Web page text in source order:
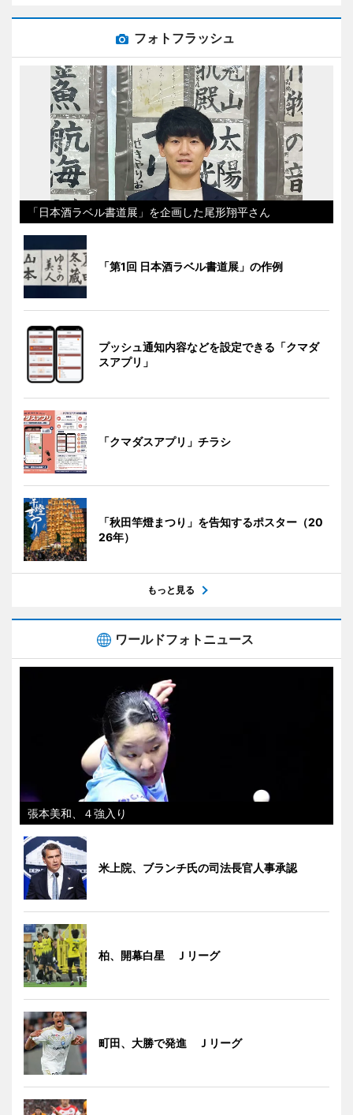
フォトフラッシュ
「日本酒ラベル書道展」を企画した尾形翔平さん
「第1回 日本酒ラベル書道展」の作例
プッシュ通知内容などを設定できる「クマダ
スアプリ」
「クマダスアプリ」チラシ
「秋田竿燈まつり」を告知するポスター（20
26年）
もっと見る
ワールドフォトニュース
張本美和、４強入り
米上院、ブランチ氏の司法長官人事承認
柏、開幕白星 Ｊリーグ
町田、大勝で発進 Ｊリーグ